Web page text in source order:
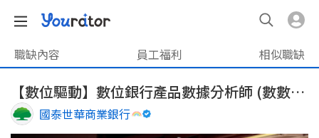
職缺內容 員工福利 相似職缺
【數位驅動】數位銀行產品數據分析師 (數數發,DDT)
國泰世華商業銀行